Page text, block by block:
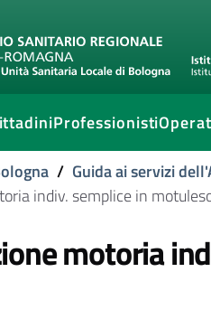
Professionisti
/ Guida ai servizi
indiv. semplice in
motoria